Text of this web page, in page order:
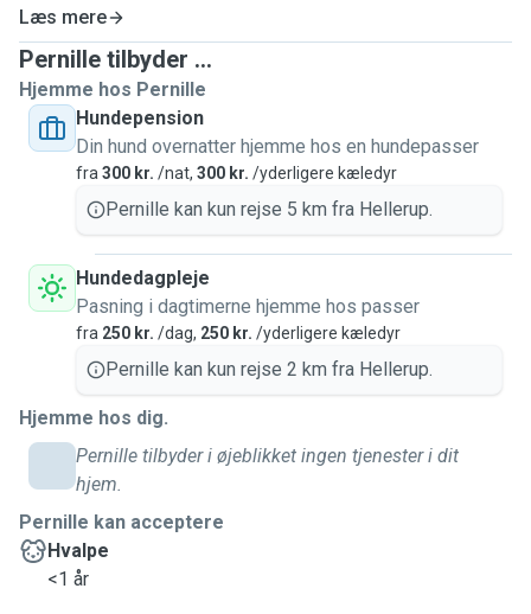
Læs mere
Pernille tilbyder ...
Hjemme hos Pernille
Hundepension
Din hund overnatter hjemme hos en hundepasser
fra 300 kr. /nat, 300 kr. /yderligere kæledyr
Pernille kan kun rejse 5 km fra Hellerup.
Hundedagpleje
Pasning i dagtimerne hjemme hos passer
fra 250 kr. /dag, 250 kr. /yderligere kæledyr
Pernille kan kun rejse 2 km fra Hellerup.
Hjemme hos dig.
Pernille tilbyder i øjeblikket ingen tjenester i dit
hjem.
Pernille kan acceptere
Hvalpe
<1 år